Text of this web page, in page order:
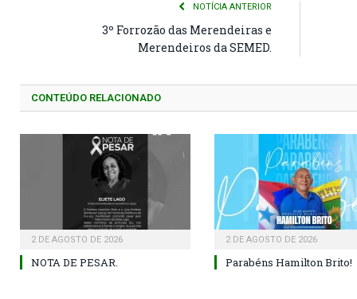
NOTÍCIA ANTERIOR
3º Forrozão das Merendeiras e
Merendeiros da SEMED.
CONTEÚDO RELACIONADO
2 DE AGOSTO DE 2026
NOTA DE PESAR.
2 DE AGOSTO DE 2026
Parabéns Hamilton Brito!